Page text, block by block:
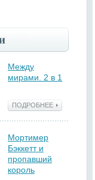
Между
мирами. 2 в 1
ПОДРОБНЕЕ
Мортимер
Бэккетт и
пропавший
король